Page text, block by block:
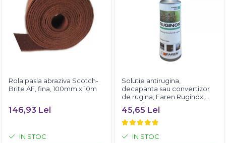
Rola pasla abraziva Scotch-
Brite AF, fina, 100mm x 10m
146,93 Lei
IN STOC
Solutie antirugina,
decapanta sau convertizor
de rugina, Faren Ruginox,
250 ml
45,65 Lei
IN STOC